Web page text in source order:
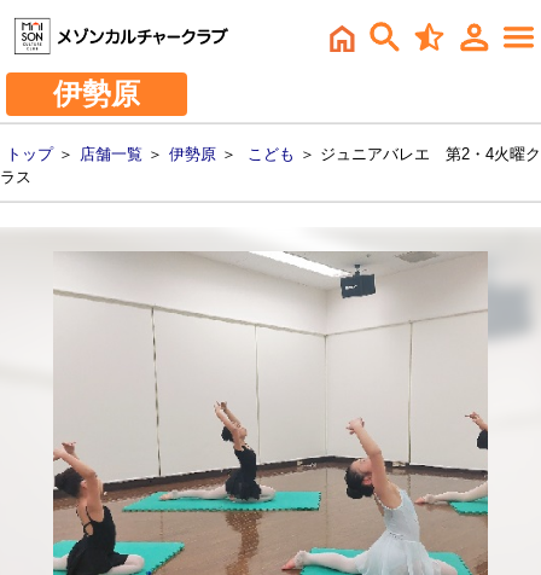
伊勢原
トップ＞ 店舗一覧 ＞ 伊勢原 ＞ こども ＞ ジュニアバレエ 第2・4火曜ク
ラス